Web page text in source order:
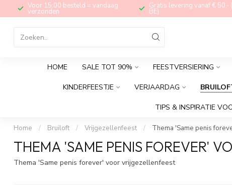
Voor 15:00 besteld = vandaag
verzonden
Gratis levering vanaf € 50,-
BE)
HOME SALE TOT 90% FEESTVERSIERING
KINDERFEESTJE VERJAARDAG
TIPS & INSPIRATIE
Home / Bruiloft / Vrijgezellenfeest / Thema 'Same penis
THEMA 'SAME PENIS FOREVER'
Thema 'Same penis forever' voor vrijgezellenfeest